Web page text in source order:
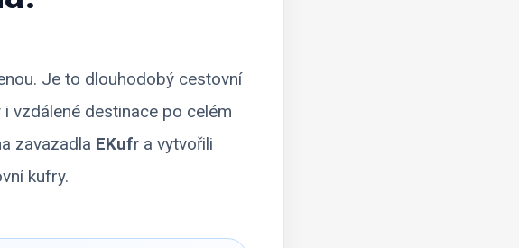
Je to dlouhodobý cestovní
vzdálené destinace po celém
zavazadla EKufra vytvořili
kufry.